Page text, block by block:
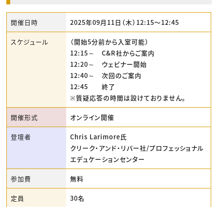
開催日時 2025年09月11日（木）12:15〜12:45
スケジュール
（開始5分前から入室可能）
12:15～ C&R社からご案内
12:20～ ウェビナー開始
12:40～ 次回のご案内
12:45 終了
※質疑応答の時間は設けておりません。
開催形式 オンライン開催
登壇者
Chris Larimore氏
クリーク・アンド・リバー社/プロフェッショナル
エデュケーションセンター
参加費 無料
定員 30名